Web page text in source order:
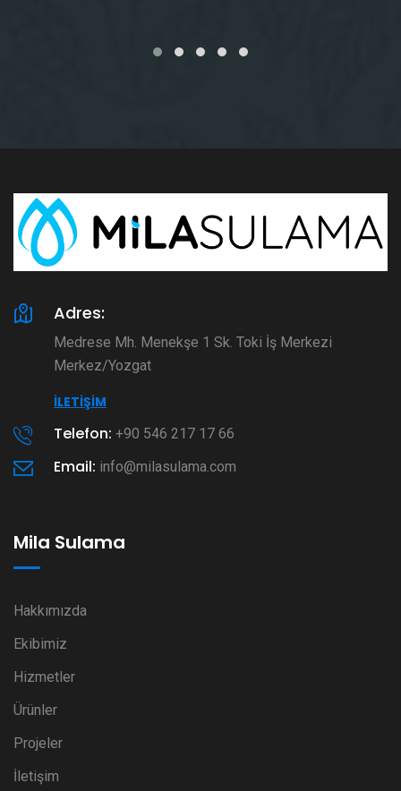
Adres:
Medrese Mh. Menekşe 1 Sk. Toki İş Merkezi
Merkez/Yozgat
İLETIŞIM
Telefon: +90 546 217 17 66
Email: info@milasulama.com
Mila Sulama
Hakkımızda
Ekibimiz
Hizmetler
Ürünler
Projeler
İletişim